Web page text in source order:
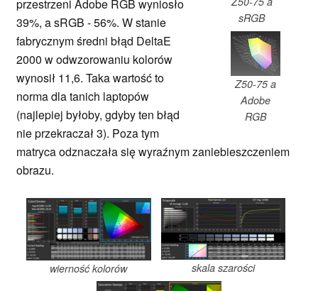
sRGB
Z50-75 a
Adobe
RGB
przestrzeni Adobe RGB wyniosło
39%, a sRGB - 56%. W stanie
fabrycznym średni błąd DeltaE
2000 w odwzorowaniu kolorów
wynosił 11,6. Taka wartość to
norma dla tanich laptopów
(najlepiej byłoby, gdyby ten błąd
nie przekraczał 3). Poza tym
matryca odznaczała się wyraźnym zaniebieszczeniem
obrazu.
wierność kolorów skala szarości